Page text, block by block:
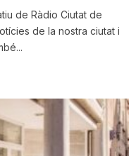
de Ràdio Ciutat de
de la nostra ciutat i